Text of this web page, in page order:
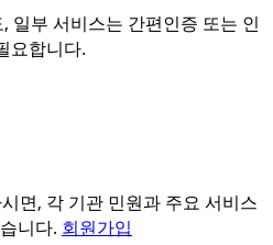
일부 서비스는 간편인증 또는 인
요합니다.
면, 각 기관 민원과 주요 서비스
니다. 회원가입